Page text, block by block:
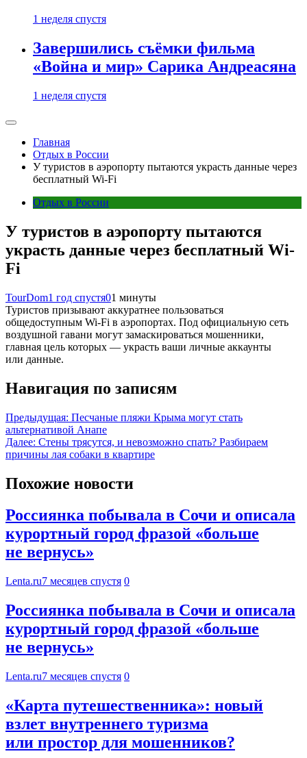
1 неделя спустя
Завершились съёмки фильма
«Война и мир» Сарика Андреасяна
1 неделя спустя
Главная
Отдых в России
У туристов в аэропорту пытаются украсть данные через
бесплатный Wi-Fi
Отдых в России
У туристов в аэропорту пытаются
украсть данные через бесплатный Wi-
Fi
TourDom1 год спустя01 минуты
Туристов призывают аккуратнее пользоваться
общедоступным Wi-Fi в аэропортах. Под официальную сеть
воздушной гавани могут замаскироваться мошенники,
главная цель которых — украсть ваши личные аккаунты
или данные.
Навигация по записям
Предыдущая: Песчаные пляжи Крыма могут стать
альтернативой Анапе
Далее: Стены трясутся, и невозможно спать? Разбираем
причины лая собаки в квартире
Похожие новости
Россиянка побывала в Сочи и описала
курортный город фразой «больше
не вернусь»
Lenta.ru7 месяцев спустя 0
Россиянка побывала в Сочи и описала
курортный город фразой «больше
не вернусь»
Lenta.ru7 месяцев спустя 0
«Карта путешественника»: новый
взлет внутреннего туризма
или простор для мошенников?